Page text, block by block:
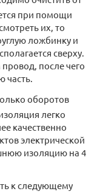
при помощи
их, то
ложбинку и
сверху.
после чего
часть.
оборотов
легко
качественно
электрической
изоляцию на 4
к следующему